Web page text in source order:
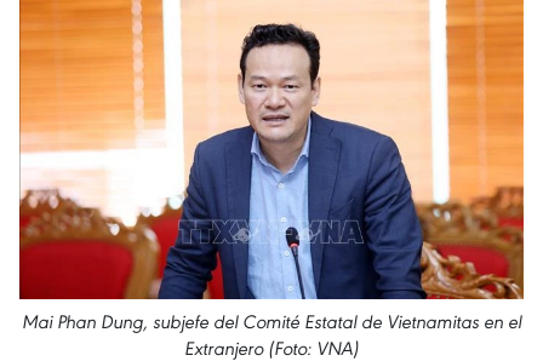
Mai Phan Dung, subjefe del Comité Estatal de Vietnamitas en el
Extranjero (Foto: VNA)